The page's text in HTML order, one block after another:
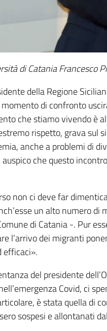
di Catania Francesco
della Regione
di confronto
che stiamo vivendo è
rispetto, grava sul
anche a problemi di
che questo
non ci deve far
un alto numero di
di Catania -. Pur
l’arrivo dei migranti
efficaci».
del presidente
Covid, ci
è stata quella di
sospesi e allontanati